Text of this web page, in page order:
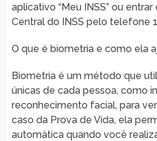
aplicativo “Meu INSS” ou
Central do INSS pelo telefone
O que é biometria e como ela
Biometria é um método que
únicas de cada pessoa, como
reconhecimento facial, para
caso da Prova de Vida, ela
automática quando você